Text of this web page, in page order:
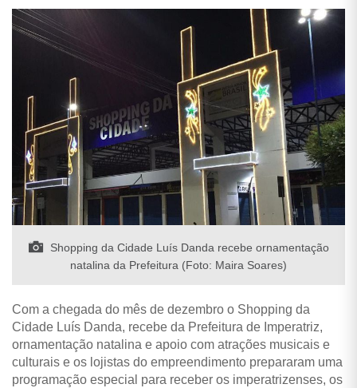
Shopping da Cidade Luís Danda recebe ornamentação
natalina da Prefeitura (Foto: Maira Soares)
Com a chegada do mês de dezembro o Shopping da
Cidade Luís Danda, recebe da Prefeitura de Imperatriz,
ornamentação natalina e apoio com atrações musicais e
culturais e os lojistas do empreendimento prepararam uma
programação especial para receber os imperatrizenses, os